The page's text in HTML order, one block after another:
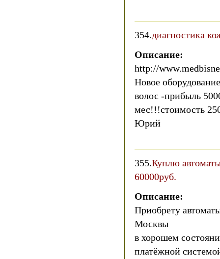
354.диагностика
Описание:
http://
Новое
волос -прибыль
мес!!!стоимость
Юрий
355.Куплю
60000руб.
Описание:
Приобрету
Москвы
в хорошем
платёжной